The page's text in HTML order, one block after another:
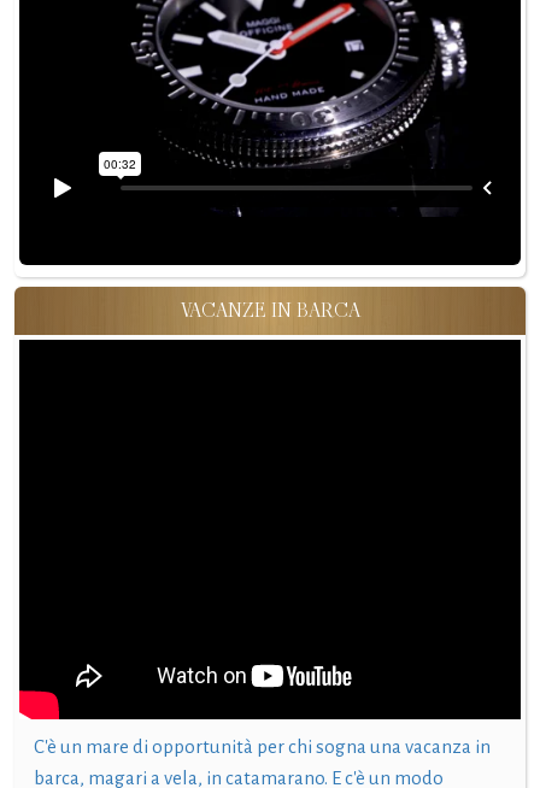
VACANZE IN BARCA
C'è un mare di opportunità per chi sogna una vacanza in
barca, magari a vela, in catamarano. E c'è un modo